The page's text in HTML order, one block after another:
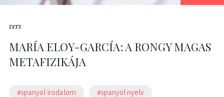
vers
MARÍA ELOY-GARCÍA: A RONGY MAGAS
METAFIZIKÁJA
#spanyol irodalom #spanyol nyelv